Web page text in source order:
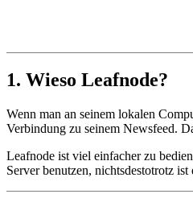
1. Wieso Leafnode?
Wenn man an seinem lokalen
Verbindung zu seinem Newsfeed.
Leafnode ist viel einfacher zu
Server benutzen, nichtsdestotrotz